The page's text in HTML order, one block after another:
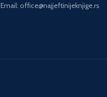
Email: office@najjeftinijeknjige.rs